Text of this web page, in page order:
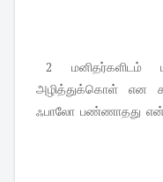
2 மனிதர்களிடம்
அழித்துக்கொள் என
ஃபாலோ பண்ணாதது